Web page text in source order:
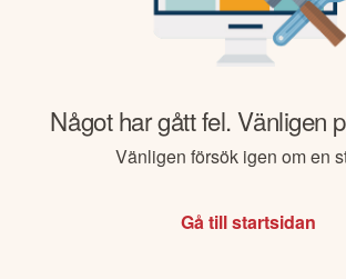
Något har gått fel. Vänligen
Vänligen försök igen om en
Gå till startsidan